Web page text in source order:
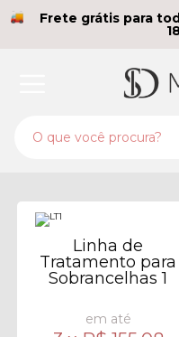
Frete grátis para
Linha de
Tratamento para
Sobrancelhas 1
em até